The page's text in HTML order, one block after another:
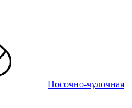
Носочно-чулочная